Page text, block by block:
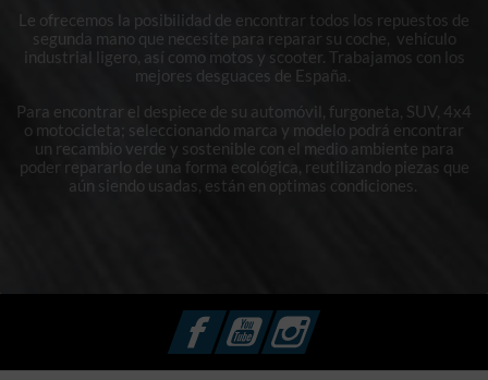
Le ofrecemos la posibilidad de encontrar todos los repuestos de
segunda mano que necesite para reparar su coche, vehículo
industrial ligero, así como motos y scooter. Trabajamos con los
mejores desguaces de España.
Para encontrar el despiece de su automóvil, furgoneta, SUV, 4x4
o motocicleta; seleccionando marca y modelo podrá encontrar
un recambio verde y sostenible con el medio ambiente para
poder repararlo de una forma ecológica, reutilizando piezas que
aún siendo usadas, están en optimas condiciones.
FacebookYouTubeInstagram